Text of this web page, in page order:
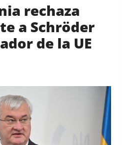
rechaza
a Schröder
de la UE